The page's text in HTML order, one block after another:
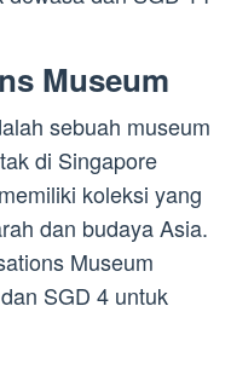
Museum
sebuah museum
di Singapore
koleksi yang
dan budaya Asia.
Museum
SGD 4 untuk